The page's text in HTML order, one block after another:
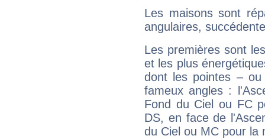
Les maisons sont
angulaires,
Les premières sont
et les plus
dont les pointes –
fameux angles :
Fond du Ciel ou FC
DS, en face de
du Ciel ou MC pour la